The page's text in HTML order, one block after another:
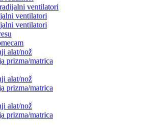
ventilatori
ventilatori
ventilatori
alat/nož
prizma/matrica
alat/nož
prizma/matrica
alat/nož
prizma/matrica